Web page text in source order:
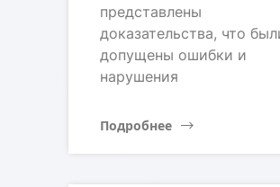
представлены
доказательства, что
допущены ошибки и
нарушения
Подробнее